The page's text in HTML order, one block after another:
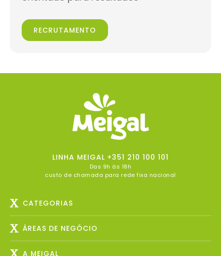
RECRUTAMENTO
LINHA MEIGAL +351 210 100 101
Das 9h às 18h
custo de chamada para rede fixa nacional
CATEGORIAS
ÁREAS DE NEGÓCIO
A MEIGAL